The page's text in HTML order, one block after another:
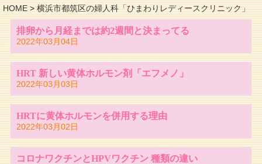
HOME>横浜市都筑区の婦人科「ひまわりレディースクリニック」
排卵から月経までは約2週間と決まってる
2022年03月04日
HRT 新しい黄体ホルモン剤「エフメノ」
2022年03月03日
HRTに黄体ホルモンを併用する理由
2022年03月02日
コロナワクチンとHPVワクチン 種類の違い